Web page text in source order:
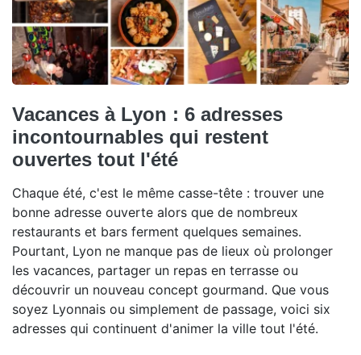
Vacances à Lyon : 6 adresses
incontournables qui restent
ouvertes tout l'été
Chaque été, c'est le même casse-tête : trouver une
bonne adresse ouverte alors que de nombreux
restaurants et bars ferment quelques semaines.
Pourtant, Lyon ne manque pas de lieux où prolonger
les vacances, partager un repas en terrasse ou
découvrir un nouveau concept gourmand. Que vous
soyez Lyonnais ou simplement de passage, voici six
adresses qui continuent d'animer la ville tout l'été.